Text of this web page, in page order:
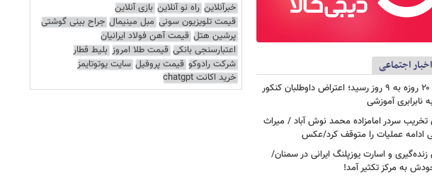
اجتماعی
فاصله ۲۰ روزه به ۹ روز رسید؛ اعتراض داوطلبان کنکور
تخریب سردر امامزاده محمد نوش ‌آباد / میراث
ادامه عملیات را متوقف کرد/عکس
زنده‌گیری و اسارت یوزپلنگ ایرانی در سمنان/
به مرکز تکثیر آمد!
خبرآنلاین راه نو آنلاین بازی آنلاین
قیمت تلویزیون سونی مبل مینیمال جراح بینی گوشتی
پرشین هتل قیمت آهن فولاد ایرانیان
اعتبارسنجی بانکی قیمت طلا امروز بلیط قطار
شرکت رادوکو قیمت پروفیل سایت یوتوتایمز
خرید اکانت chatgpt